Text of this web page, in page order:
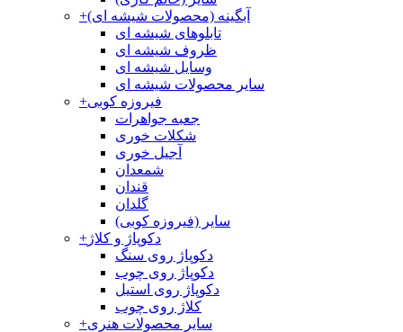
+آبگینه (محصولات شیشه ای)
تابلوهای شیشه ای
ظروف شیشه ای
وسایل شیشه ای
سایر محصولات شیشه ای
+فیروزه کوبی
جعبه جواهرات
شکلات خوری
آجیل خوری
شمعدان
قندان
گلدان
سایر (فیروزه کوبی)
+دکوپاژ و کلاژ
دکوپاژ روی سنگ
دکوپاژ روی چوب
دکوپاژ روی استیل
کلاژ روی چوب
+سایر محصولات هنری